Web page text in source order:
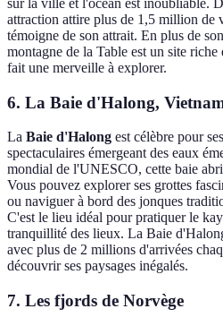
sur la ville et l'océan est inoubliable.
attraction attire plus de 1,5 million de
témoigne de son attrait. En plus de
montagne de la Table est un site
fait une merveille à explorer.
6. La Baie d'Halong,
La Baie d'Halong est célèbre pour
spectaculaires émergeant des eaux
mondial de l'UNESCO, cette baie
Vous pouvez explorer ses grottes
ou naviguer à bord des jonques
C'est le lieu idéal pour pratiquer le
tranquillité des lieux. La Baie
avec plus de 2 millions d'arrivées
découvrir ses paysages inégalés.
7. Les fjords de Norvège